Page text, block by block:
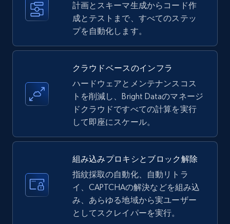
35.3K+ 5.7K+ 無料トライアル
Amazon products - find products by using
upc numbers
Title, Seller name, Brand, Description, Initial
price, Currency, Availability, Reviews count, and
LinkedIn company information
ID, Name, Country code, Locations, Followers,
計画とスキーマ生成からコード作
成とテストまで、すべてのステッ
プを自動化します。
クラウドベースのインフラ
ハードウェアとメンテナンスコス
トを削減し、Bright Dataのマネージ
ドクラウドですべての計算を実行
して即座にスケール。
組み込みプロキシとブロック解除
指紋採取の自動化、自動リトラ
イ、CAPTCHAの解決などを組み込
み、あらゆる地域から実ユーザー
としてスクレイパーを実行。